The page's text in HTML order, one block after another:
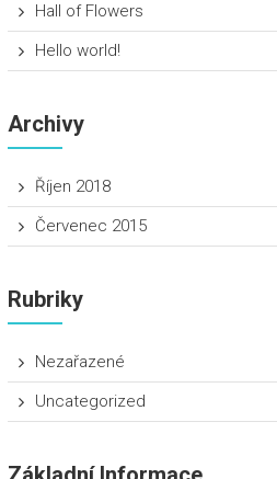
Hall of Flowers
Hello world!
Archivy
Říjen 2018
Červenec 2015
Rubriky
Nezařazené
Uncategorized